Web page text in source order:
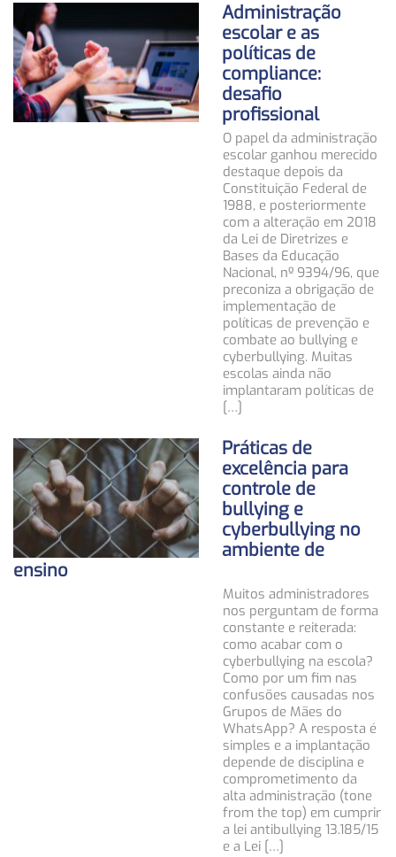
Administração
escolar e as
políticas de
compliance:
desafio
profissional
O papel da administração
escolar ganhou merecido
destaque depois da
Constituição Federal de
1988, e posteriormente
com a alteração em 2018
da Lei de Diretrizes e
Bases da Educação
Nacional, nº 9394/96, que
preconiza a obrigação de
implementação de
políticas de prevenção e
combate ao bullying e
cyberbullying. Muitas
escolas ainda não
implantaram políticas de
[…]
Práticas de
excelência para
controle de
bullying e
cyberbullying no
ambiente de
ensino
Muitos administradores
nos perguntam de forma
constante e reiterada:
como acabar com o
cyberbullying na escola?
Como por um fim nas
confusões causadas nos
Grupos de Mães do
WhatsApp? A resposta é
simples e a implantação
depende de disciplina e
comprometimento da
alta administração (tone
from the top) em cumprir
a lei antibullying 13.185/15
e a Lei […]